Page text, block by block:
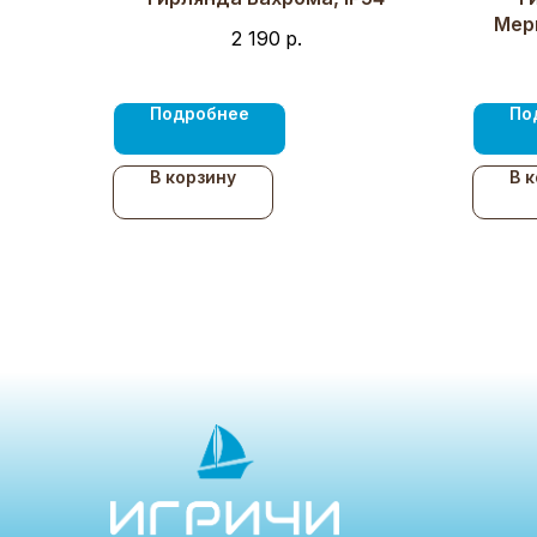
2 190 р.
Подробнее
В корзину В